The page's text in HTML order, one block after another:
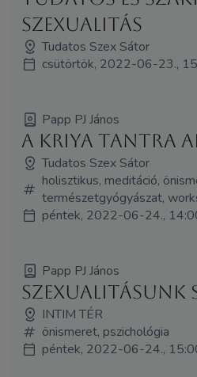
szexualitás
Tudatos Szex Sátor
csütörtök, 2022-06-23.,
Papp PJ János
A Kriya Tantra
Tudatos Szex Sátor
holisztikus, meditáció,
természetgyógyászat,
péntek, 2022-06-24.,
Papp PJ János
Szexualitásunk
INTIM TÉR
önismeret, pszichológia
péntek, 2022-06-24.,